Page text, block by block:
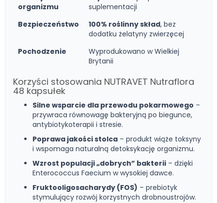
organizmu
suplementacji
Bezpieczeństwo
100% roślinny skład, bez
dodatku żelatyny zwierzęcej
Pochodzenie
Wyprodukowano w Wielkiej
Brytanii
Korzyści stosowania NUTRAVET Nutraflora
48 kapsułek
Silne wsparcie dla przewodu pokarmowego –
przywraca równowagę bakteryjną po biegunce,
antybiotykoterapii i stresie.
Poprawa jakości stolca – produkt wiąże toksyny
i wspomaga naturalną detoksykację organizmu.
Wzrost populacji „dobrych” bakterii – dzięki
Enterococcus Faecium w wysokiej dawce.
Fruktooligosacharydy (FOS) – prebiotyk
stymulujący rozwój korzystnych drobnoustrojów.